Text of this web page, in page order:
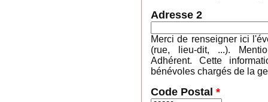
Adresse 2
Merci de renseigner ici
(rue, lieu-dit, ...).
Adhérent. Cette
bénévoles chargés de la
Code Postal *